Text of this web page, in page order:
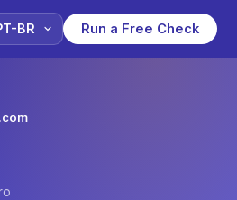
Run a Free Check